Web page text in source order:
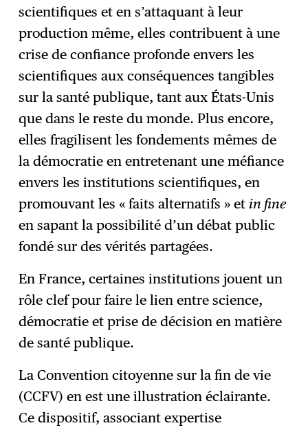
scientifiques et en s’attaquant à leur
production même, elles contribuent à une
crise de confiance profonde envers les
scientifiques aux conséquences tangibles
sur la santé publique, tant aux États-Unis
que dans le reste du monde. Plus encore,
elles fragilisent les fondements mêmes de
la démocratie en entretenant une méfiance
envers les institutions scientifiques, en
promouvant les « faits alternatifs » et in fine
en sapant la possibilité d’un débat public
fondé sur des vérités partagées.
En France, certaines institutions jouent un
rôle clef pour faire le lien entre science,
démocratie et prise de décision en matière
de santé publique.
La Convention citoyenne sur la fin de vie
(CCFV) en est une illustration éclairante.
Ce dispositif, associant expertise